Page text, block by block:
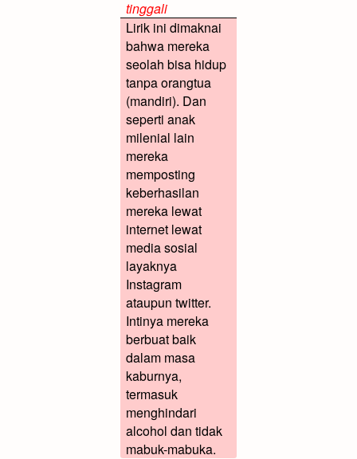
tinggali
Lirik ini dimaknai
bahwa mereka
seolah bisa hidup
tanpa orangtua
(mandiri). Dan
seperti anak
milenial lain
mereka
memposting
keberhasilan
mereka lewat
internet lewat
media sosial
layaknya
Instagram
ataupun twitter.
Intinya mereka
berbuat baik
dalam masa
kaburnya,
termasuk
menghindari
alcohol dan tidak
mabuk-mabuka.